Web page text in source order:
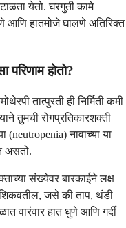
येतो. घरगुती कामे
आणि हातमोजे घालणे अतिरिक्त
परिणाम होतो?
तात्पुरती ही निर्मिती कमी
तुमची रोगप्रतिकारशक्ती
(neutropenia) नावाच्या या
असतो.
संख्येवर बारकाईने लक्ष
शिकवतील, जसे की ताप, थंडी
वारंवार हात धुणे आणि गर्दी